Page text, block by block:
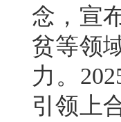
念，宣
贫等领
力。
引领上